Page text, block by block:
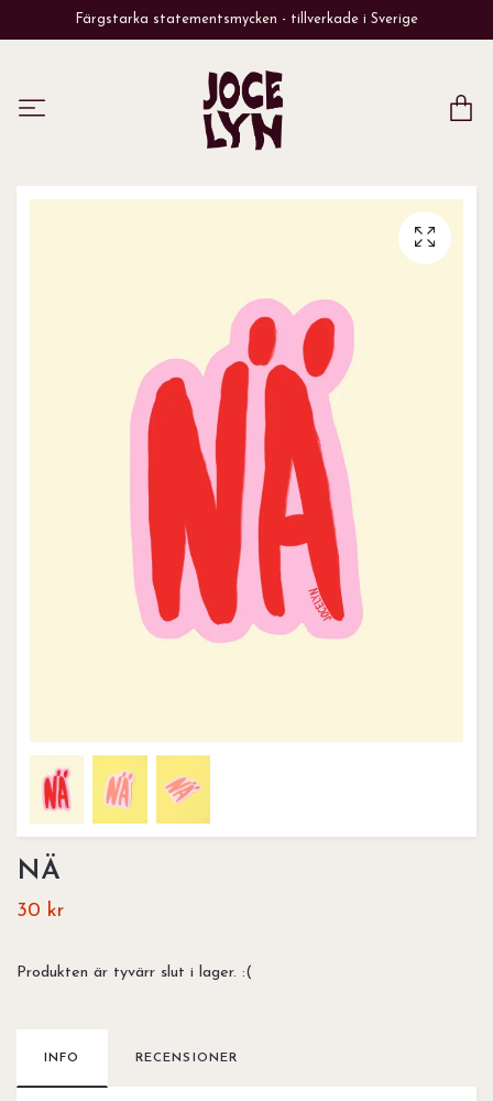
Färgstarka statementsmycken - tillverkade i Sverige
NÄ
30 kr
Produkten är tyvärr slut i lager. :(
INFO RECENSIONER